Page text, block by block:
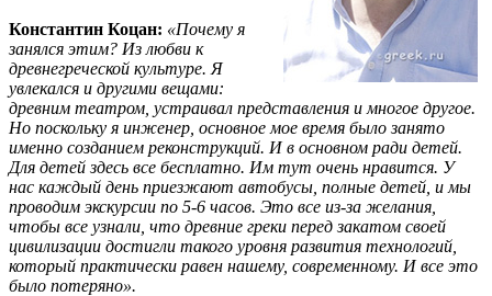
Константин Коцан: «Почему я
занялся этим? Из любви к
древнегреческой культуре. Я
увлекался и другими вещами:
древним театром, устраивал представления и многое другое.
Но поскольку я инженер, основное мое время было занято
именно созданием реконструкций. И в основном ради детей.
Для детей здесь все бесплатно. Им тут очень нравится. У
нас каждый день приезжают автобусы, полные детей, и мы
проводим экскурсии по 5-6 часов. Это все из-за желания,
чтобы все узнали, что древние греки перед закатом своей
цивилизации достигли такого уровня развития технологий,
который практически равен нашему, современному. И все это
было потеряно».